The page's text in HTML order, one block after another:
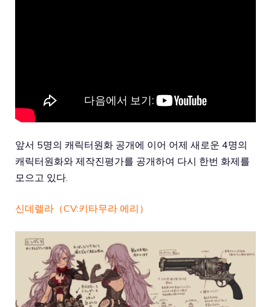
앞서 5명의 캐릭터원화 공개에 이어 어제 새로운 4명의
캐릭터원화와 제작진평가를 공개하여 다시 한번 화제를
모으고 있다.
신데렐라（CV:키타무라 에리）